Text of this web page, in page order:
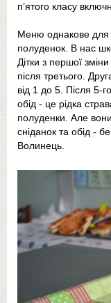
п’ятого класу
Меню однакове для
полуденок. В нас
Дітки з першої
після третього.
від 1 до 5. Після 5-
обід - це рідка
полуденки. Але
сніданок та обід -
Волинець.